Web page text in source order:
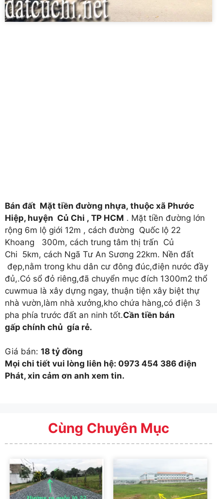
Bán đất Mặt tiền đường nhựa, thuộc xã Phước
Hiệp, huyện Củ Chi , TP HCM . Mặt tiền đường lớn
rộng 6m lộ giới 12m , cách đường Quốc lộ 22
Khoang 300m, cách trung tâm thị trấn Củ
Chi 5km, cách Ngã Tư An Sương 22km. Nền đất
đẹp,nằm trong khu dân cư đông đúc,điện nước đầy
đủ,.Có sổ đỏ riêng,đã chuyển mục đích 1300m2 thổ
cuwmua là xây dựng ngay, thuận tiện xây biệt thự
nhà vườn,làm nhà xưởng,kho chứa hàng,có điện 3
pha phía trước đất an ninh tốt.Cần tiền bán
gấp chính chủ gía rẻ.
Giá bán: 18 tỷ đồng
Mọi chi tiết vui lòng liên hệ: 0973 454 386 điện
Phát, xin cảm ơn anh xem tin.
Cùng Chuyên Mục